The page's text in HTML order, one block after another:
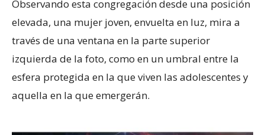
Observando esta congregación desde una posición
elevada, una mujer joven, envuelta en luz, mira a
través de una ventana en la parte superior
izquierda de la foto, como en un umbral entre la
esfera protegida en la que viven las adolescentes y
aquella en la que emergerán.